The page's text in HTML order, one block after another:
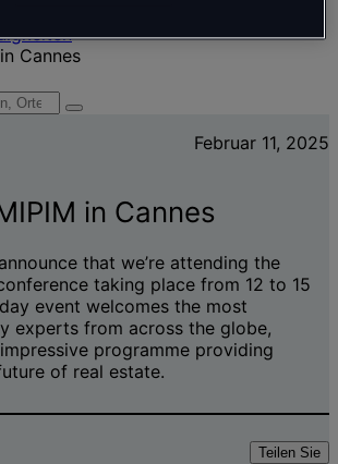
Cannes
Februar 11, 2025
in Cannes
that we’re attending the
taking place from 12 to 15
event welcomes the most
experts from across the globe,
programme providing
of real estate.
Teilen Sie